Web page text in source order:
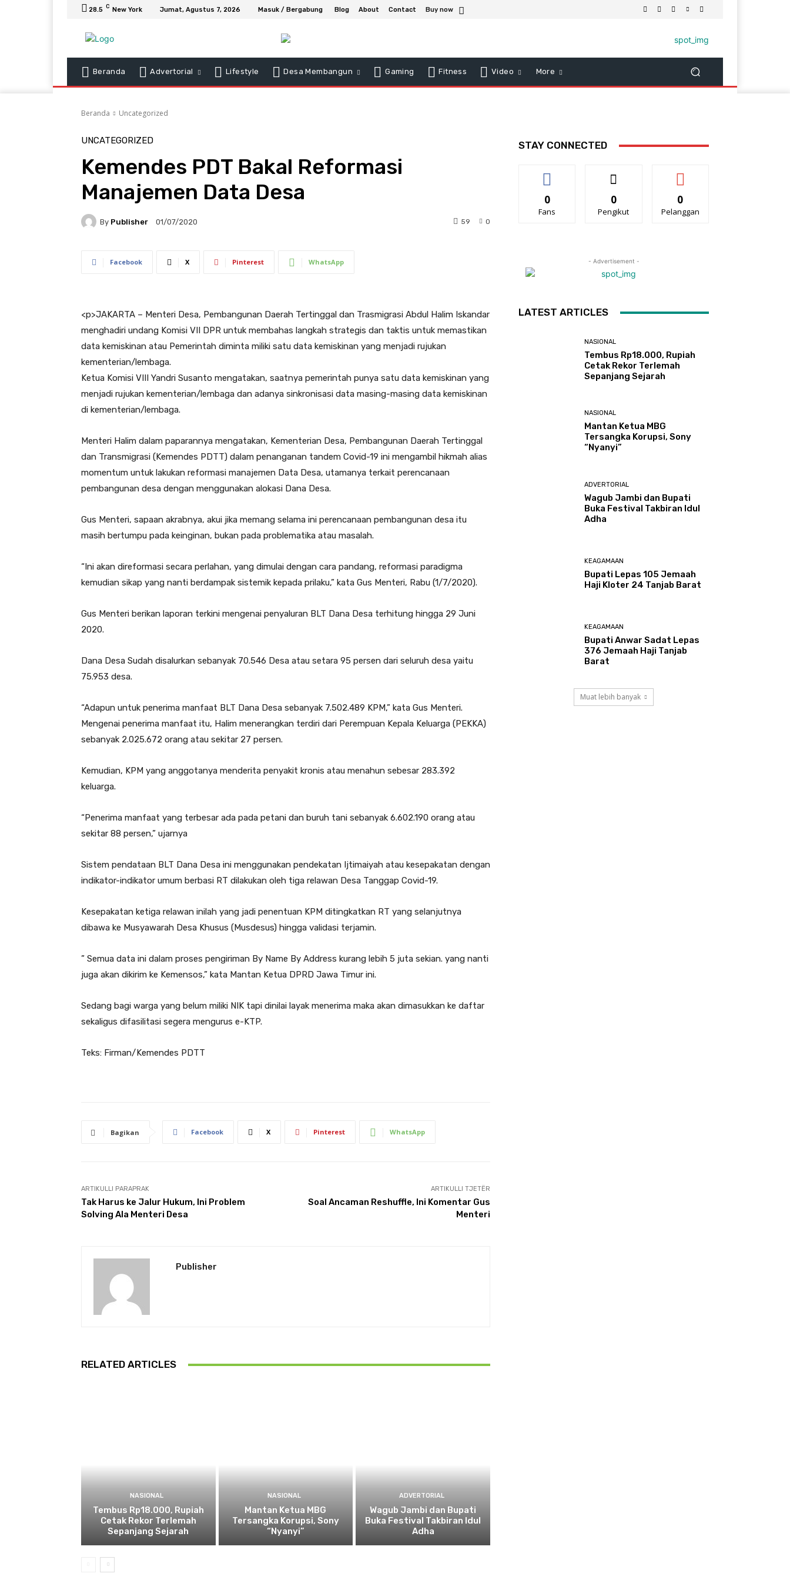
28.5 C New York Jumat, Agustus 7, 2026 Masuk / Bergabung Blog About Contact Buy now
Beranda Advertorial Lifestyle Desa Membangun Gaming Fitness Video More
Beranda Uncategorized
UNCATEGORIZED
Kemendes PDT Bakal Reformasi
Manajemen Data Desa
By Publisher 01/07/2020 0
59
Facebook X Pinterest WhatsApp
<p>JAKARTA – Menteri Desa, Pembangunan Daerah Tertinggal dan Trasmigrasi Abdul Halim Iskandar
menghadiri undang Komisi VII DPR untuk membahas langkah strategis dan taktis untuk memastikan
data kemiskinan atau Pemerintah diminta miliki satu data kemiskinan yang menjadi rujukan
kementerian/lembaga.
Ketua Komisi VIII Yandri Susanto mengatakan, saatnya pemerintah punya satu data kemiskinan yang
menjadi rujukan kementerian/lembaga dan adanya sinkronisasi data masing-masing data kemiskinan
di kementerian/lembaga.
Menteri Halim dalam paparannya mengatakan, Kementerian Desa, Pembangunan Daerah Tertinggal
dan Transmigrasi (Kemendes PDTT) dalam penanganan tandem Covid-19 ini mengambil hikmah alias
momentum untuk lakukan reformasi manajemen Data Desa, utamanya terkait perencanaan
pembangunan desa dengan menggunakan alokasi Dana Desa.
Gus Menteri, sapaan akrabnya, akui jika memang selama ini perencanaan pembangunan desa itu
masih bertumpu pada keinginan, bukan pada problematika atau masalah.
“Ini akan direformasi secara perlahan, yang dimulai dengan cara pandang, reformasi paradigma
kemudian sikap yang nanti berdampak sistemik kepada prilaku,” kata Gus Menteri, Rabu (1/7/2020).
Gus Menteri berikan laporan terkini mengenai penyaluran BLT Dana Desa terhitung hingga 29 Juni
2020.
Dana Desa Sudah disalurkan sebanyak 70.546 Desa atau setara 95 persen dari seluruh desa yaitu
75.953 desa.
“Adapun untuk penerima manfaat BLT Dana Desa sebanyak 7.502.489 KPM,” kata Gus Menteri.
Mengenai penerima manfaat itu, Halim menerangkan terdiri dari Perempuan Kepala Keluarga (PEKKA)
sebanyak 2.025.672 orang atau sekitar 27 persen.
Kemudian, KPM yang anggotanya menderita penyakit kronis atau menahun sebesar 283.392
keluarga.
“Penerima manfaat yang terbesar ada pada petani dan buruh tani sebanyak 6.602.190 orang atau
sekitar 88 persen,” ujarnya
Sistem pendataan BLT Dana Desa ini menggunakan pendekatan Ijtimaiyah atau kesepakatan dengan
indikator-indikator umum berbasi RT dilakukan oleh tiga relawan Desa Tanggap Covid-19.
Kesepakatan ketiga relawan inilah yang jadi penentuan KPM ditingkatkan RT yang selanjutnya
dibawa ke Musyawarah Desa Khusus (Musdesus) hingga validasi terjamin.
” Semua data ini dalam proses pengiriman By Name By Address kurang lebih 5 juta sekian. yang nanti
juga akan dikirim ke Kemensos,” kata Mantan Ketua DPRD Jawa Timur ini.
Sedang bagi warga yang belum miliki NIK tapi dinilai layak menerima maka akan dimasukkan ke daftar
sekaligus difasilitasi segera mengurus e-KTP.
Teks: Firman/Kemendes PDTT
Bagikan Facebook X Pinterest WhatsApp
ARTIKULLI PARAPRAK
Tak Harus ke Jalur Hukum, Ini Problem
Solving Ala Menteri Desa
ARTIKULLI TJETËR
Soal Ancaman Reshuffle, Ini Komentar Gus
Menteri
Publisher
RELATED ARTICLES
NASIONAL
Tembus Rp18.000, Rupiah
Cetak Rekor Terlemah
Sepanjang Sejarah
NASIONAL
Mantan Ketua MBG
Tersangka Korupsi, Sony
“Nyanyi”
ADVERTORIAL
Wagub Jambi dan Bupati
Buka Festival Takbiran Idul
Adha
STAY CONNECTED
0
Fans
0
Pengikut
0
Pelanggan
- Advertisement -
LATEST ARTICLES
NASIONAL
Tembus Rp18.000, Rupiah
Cetak Rekor Terlemah
Sepanjang Sejarah
NASIONAL
Mantan Ketua MBG
Tersangka Korupsi, Sony
“Nyanyi”
ADVERTORIAL
Wagub Jambi dan Bupati
Buka Festival Takbiran Idul
Adha
KEAGAMAAN
Bupati Lepas 105 Jemaah
Haji Kloter 24 Tanjab Barat
KEAGAMAAN
Bupati Anwar Sadat Lepas
376 Jemaah Haji Tanjab
Barat
Muat lebih banyak